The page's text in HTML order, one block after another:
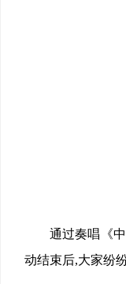
通过奏唱《
动结束后,大家纷